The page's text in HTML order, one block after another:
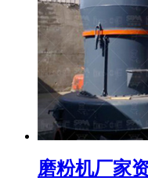
磨粉机厂家